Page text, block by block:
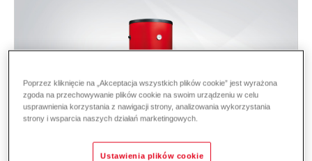
Poprzez kliknięcie na „Akceptacja wszystkich plików cookie” jest wyrażona
zgoda na przechowywanie plików cookie na swoim urządzeniu w celu
usprawnienia korzystania z nawigacji strony, analizowania wykorzystania
strony i wsparcia naszych działań marketingowych.
Ustawienia plików cookie